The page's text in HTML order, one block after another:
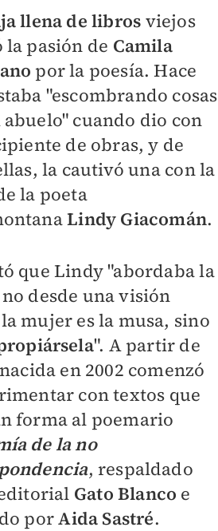
llena de libros viejos
la pasión de Camila
por la poesía. Hace
"escombrando cosas
cuando dio con
de obras, y de
la cautivó una con la
la poeta
Lindy Giacomán.
que Lindy "abordaba la
desde una visión
mujer es la musa, sino
". A partir de
en 2002 comenzó
con textos que
forma al poemario
de la no
, respaldado
Gato Blanco e
porAida Sastré.